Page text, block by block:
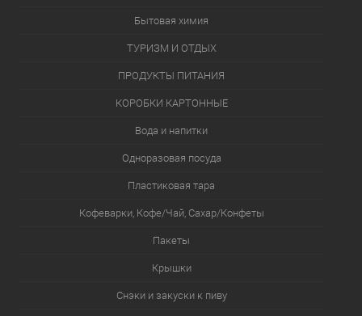
Бытовая химия
ТУРИЗМ И ОТДЫХ
ПРОДУКТЫ ПИТАНИЯ
КОРОБКИ КАРТОННЫЕ
Вода и напитки
Одноразовая посуда
Пластиковая тара
Кофеварки, Кофе/Чай, Сахар/Конфеты
Пакеты
Крышки
Снэки и закуски к пиву